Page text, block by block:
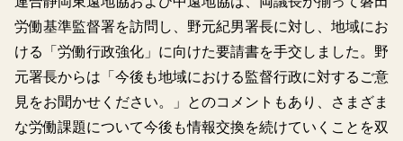
労働基準監督署を訪問し、野元紀男署長に対し、地域にお
ける「労働行政強化」に向けた要請書を手交しました。野
元署長からは「今後も地域における監督行政に対するご意
見をお聞かせください。」とのコメントもあり、さまざま
な労働課題について今後も情報交換を続けていくことを双